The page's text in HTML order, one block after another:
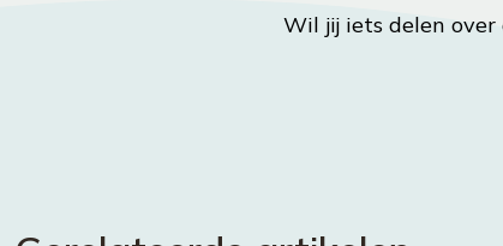
Wil jij iets delen